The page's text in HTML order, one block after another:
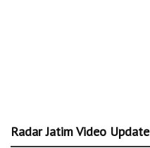
Radar Jatim Video Update